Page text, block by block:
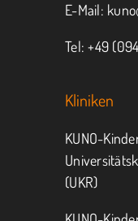
E-Mail:
Tel: +49
Kliniken
KUNO-
(UKR)